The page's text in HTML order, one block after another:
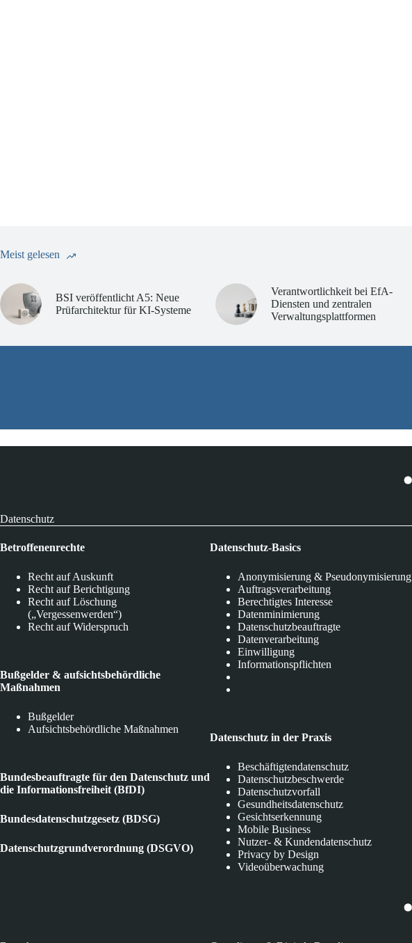
Meist gelesen
BSI veröffentlicht A5: Neue
Prüfarchitektur für KI-Systeme
Verantwortlichkeit bei EfA-
Diensten und zentralen
Verwaltungsplattformen
Datenschutz
Betroffenenrechte
Recht auf Auskunft
Recht auf Berichtigung
Recht auf Löschung
(„Vergessenwerden“)
Recht auf Widerspruch
Bußgelder & aufsichtsbehördliche
Maßnahmen
Bußgelder
Aufsichtsbehördliche Maßnahmen
Bundesbeauftragte für den Datenschutz und
die Informationsfreiheit (BfDI)
Bundesdatenschutzgesetz (BDSG)
Datenschutzgrundverordnung (DSGVO)
Datenschutz-Basics
Anonymisierung & Pseudonymisierung
Auftragsverarbeitung
Berechtigtes Interesse
Datenminimierung
Datenschutzbeauftragte
Datenverarbeitung
Einwilligung
Informationspflichten
Datenschutz in der Praxis
Beschäftigtendatenschutz
Datenschutzbeschwerde
Datenschutzvorfall
Gesundheitsdatenschutz
Gesichtserkennung
Mobile Business
Nutzer- & Kundendatenschutz
Privacy by Design
Videoüberwachung